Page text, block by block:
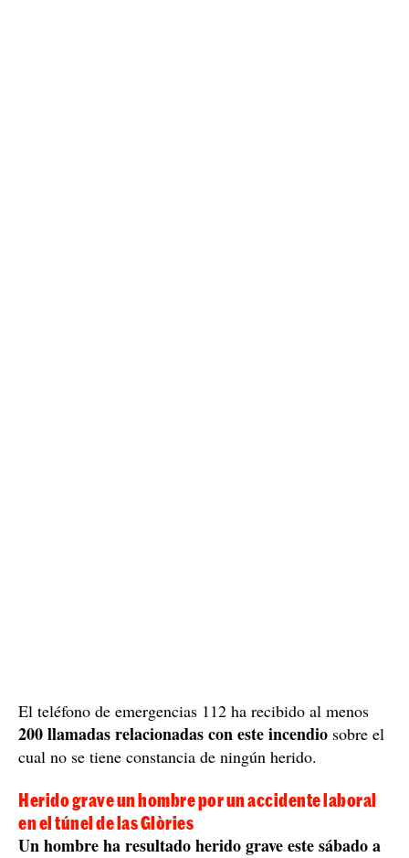
El teléfono de emergencias 112 ha recibido al menos
200 llamadas relacionadas con este incendio sobre el
cual no se tiene constancia de ningún herido.
Herido grave un hombre por un accidente laboral
en el túnel de las Glòries
Un hombre ha resultado herido grave este sábado a